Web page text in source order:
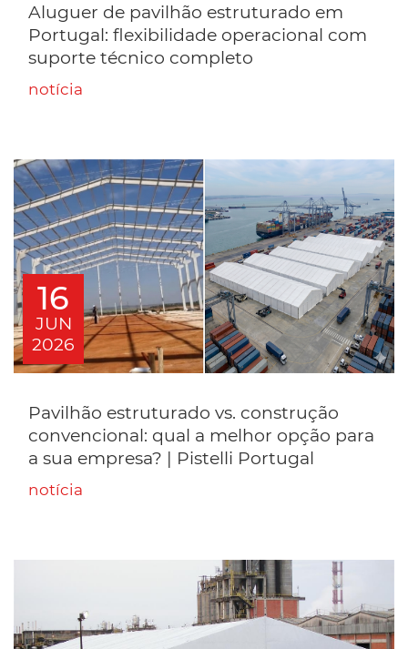
Aluguer de pavilhão estruturado em
Portugal: flexibilidade operacional com
suporte técnico completo
notícia
16
JUN
2026
Pavilhão estruturado vs. construção
convencional: qual a melhor opção para
a sua empresa? | Pistelli Portugal
notícia